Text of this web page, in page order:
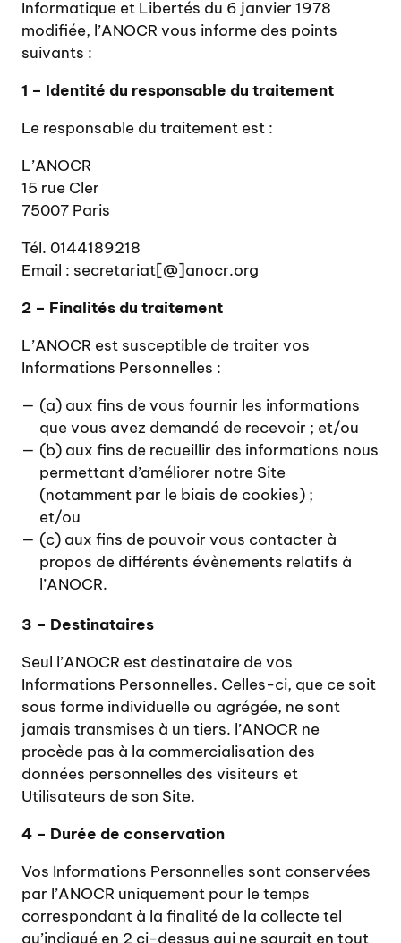
Informatique et Libertés du 6 janvier 1978
modifiée, l’ANOCR vous informe des points
suivants :
1 – Identité du responsable du traitement
Le responsable du traitement est :
L’ANOCR
15 rue Cler
75007 Paris
Tél. 0144189218
Email : secretariat[@]anocr.org
2 – Finalités du traitement
L’ANOCR est susceptible de traiter vos
Informations Personnelles :
(a) aux fins de vous fournir les informations
que vous avez demandé de recevoir ; et/ou
(b) aux fins de recueillir des informations nous
permettant d’améliorer notre Site
(notamment par le biais de cookies) ;
et/ou
(c) aux fins de pouvoir vous contacter à
propos de différents évènements relatifs à
l’ANOCR.
3 – Destinataires
Seul l’ANOCR est destinataire de vos
Informations Personnelles. Celles-ci, que ce soit
sous forme individuelle ou agrégée, ne sont
jamais transmises à un tiers. l’ANOCR ne
procède pas à la commercialisation des
données personnelles des visiteurs et
Utilisateurs de son Site.
4 – Durée de conservation
Vos Informations Personnelles sont conservées
par l’ANOCR uniquement pour le temps
correspondant à la finalité de la collecte tel
qu’indiqué en 2 ci-dessus qui ne saurait en tout